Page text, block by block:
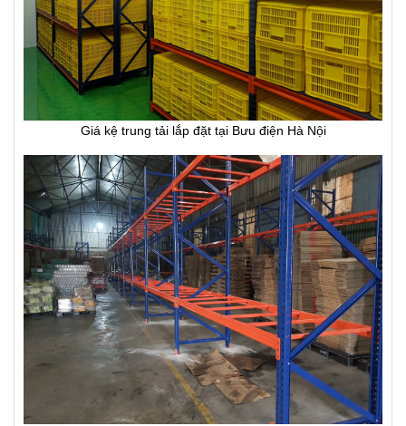
Giá kệ trung tải lắp đặt tại Bưu điện Hà Nội